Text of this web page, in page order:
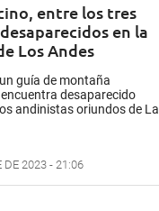
entre los tres
en la
Los Andes
guía de montaña
desaparecido
andinistas oriundos de La
DE 2023 - 21:06